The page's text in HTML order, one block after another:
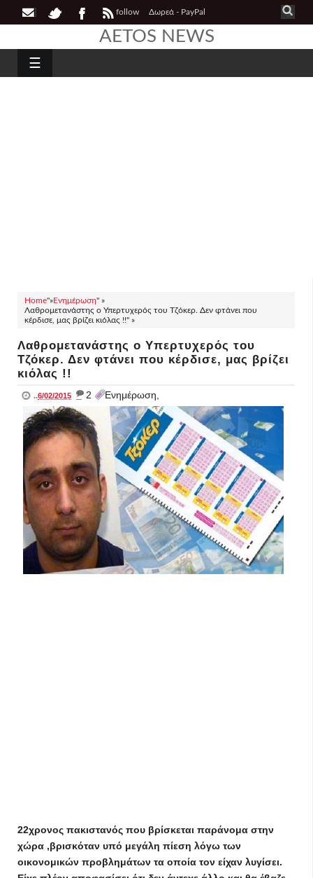
follow Δωρεά - PayPal
AETOS NEWS
☰
Home"»Ενημέρωση" »
Λαθρομετανάστης ο Υπερτυχερός του Τζόκερ. Δεν φτάνει που
κέρδισε, μας βρίζει κιόλας !!" »
Λαθρομετανάστης ο Υπερτυχερός του
Τζόκερ. Δεν φτάνει που κέρδισε, μας βρίζει
κιόλας !!
..6/02/2015 _ 2 Ενημέρωση,
22χρονος πακιστανός που βρίσκεται παράνομα στην
χώρα ,βρισκόταν υπό μεγάλη πίεση λόγω των
οικονομικών προβλημάτων τα οποία τον είχαν λυγίσει.